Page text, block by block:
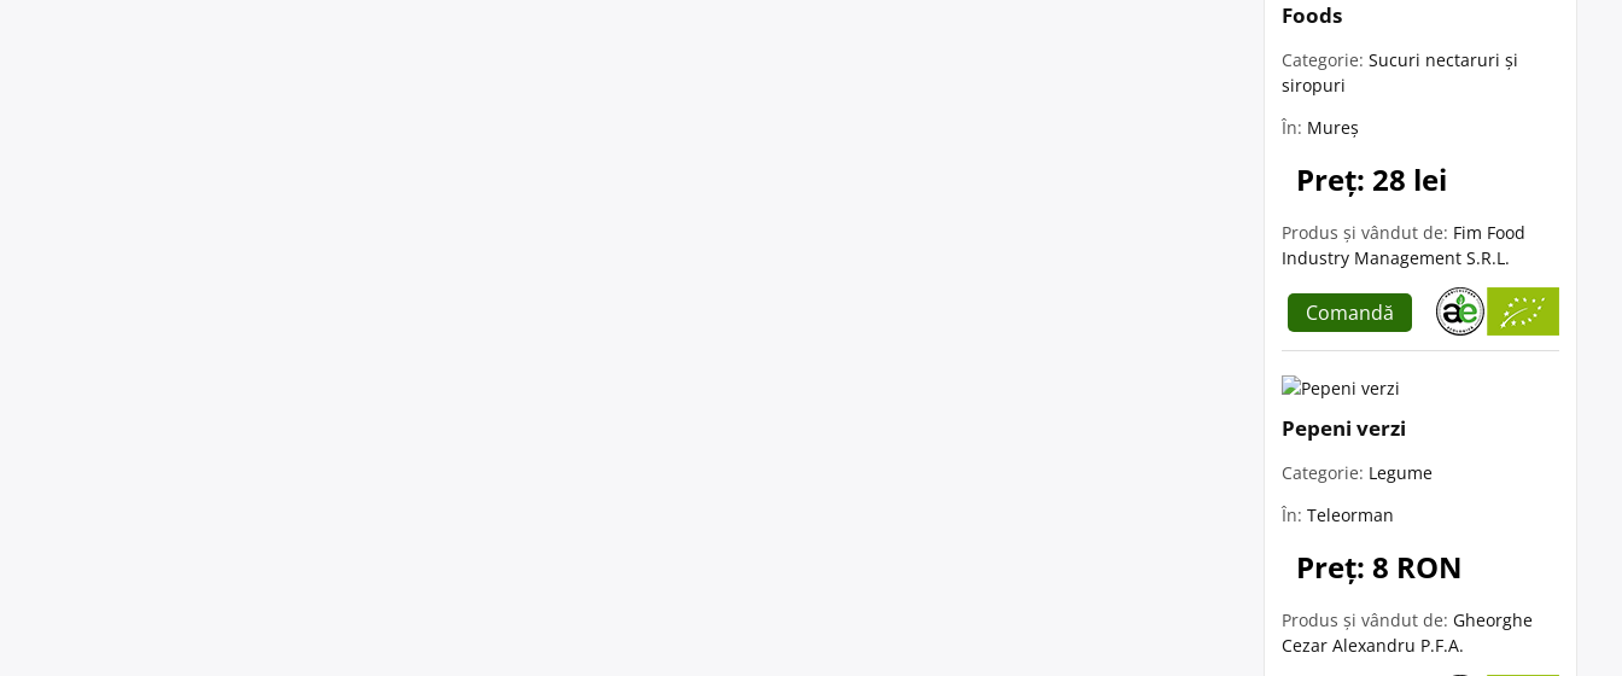
Foods
Categorie: Sucuri nectaruri și
siropuri
În: Mureș
Preț: 28 lei
Produs și vândut de: Fim Food
Industry Management S.R.L.
Comandă
Pepeni verzi
Categorie: Legume
În: Teleorman
Preț: 8 RON
Produs și vândut de: Gheorghe
Cezar Alexandru P.F.A.